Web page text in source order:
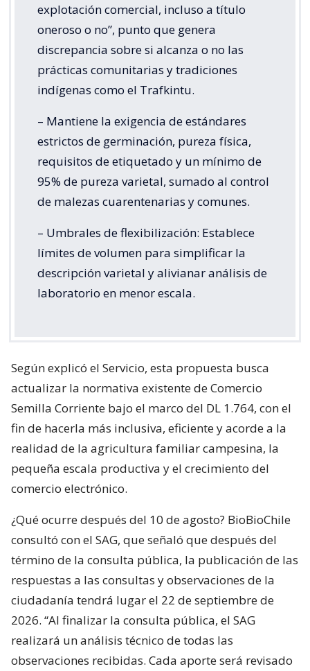
explotación comercial, incluso a título
oneroso o no”, punto que genera
discrepancia sobre si alcanza o no las
prácticas comunitarias y tradiciones
indígenas como el Trafkintu.
– Mantiene la exigencia de estándares
estrictos de germinación, pureza física,
requisitos de etiquetado y un mínimo de
95% de pureza varietal, sumado al control
de malezas cuarentenarias y comunes.
– Umbrales de flexibilización: Establece
límites de volumen para simplificar la
descripción varietal y alivianar análisis de
laboratorio en menor escala.
Según explicó el Servicio, esta propuesta busca
actualizar la normativa existente de Comercio
Semilla Corriente bajo el marco del DL 1.764, con el
fin de hacerla más inclusiva, eficiente y acorde a la
realidad de la agricultura familiar campesina, la
pequeña escala productiva y el crecimiento del
comercio electrónico.
¿Qué ocurre después del 10 de agosto? BioBioChile
consultó con el SAG, que señaló que después del
término de la consulta pública, la publicación de las
respuestas a las consultas y observaciones de la
ciudadanía tendrá lugar el 22 de septiembre de
2026. “Al finalizar la consulta pública, el SAG
realizará un análisis técnico de todas las
observaciones recibidas. Cada aporte será revisado